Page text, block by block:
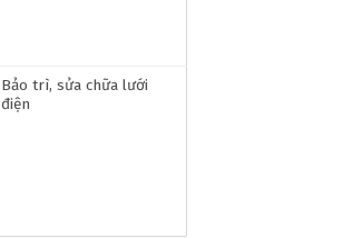
Bảo trì, sửa chữa lưới
điện